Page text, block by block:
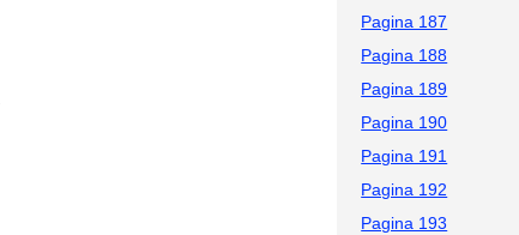
Pagina 187
Pagina 188
Pagina 189
Pagina 190
Pagina 191
Pagina 192
Pagina 193